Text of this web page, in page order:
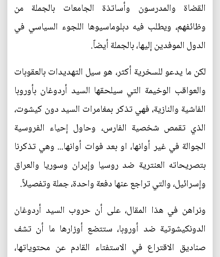
القضاة والمدرسون وأساتذة الجامعات بالجملة من
وظائفهم، ويطلب فيه دبلوماسيوها اللجوء السياسي في
الدول الموفدين إليها، بالجملة أيضاً.
لكن ما يدعو للسخرية أكثر، هو سيل التهديدات بالعقوبات
والعواقب الوخيمة التي سيلحقها السيد أردوغان بأوروبا
الفاشية والنازية، فهي تذكر بمغامرات السيد دون كيشوت،
الذي تقمص شخصية الفارس، وحاول إحياء الفروسية
الجوالة في غير أوانها، او بعد فوات أوانها... وهي تذكرنا
بتصريحاته العنترية ضد روسيا وإيران وسوريا والعراق
وإسرائيل، والتي تراجع عنها دفعة واحدة، جملة وتفصيلاً.
ونراهن في هذا المقال، على أن حروب السيد أردوغان
الدونكيشوتية ضد أوروبا، ستتضع أوزارها ما أن تشف
صناديق الاقتراع في الاستفتاء القادم عن محتوياتها،